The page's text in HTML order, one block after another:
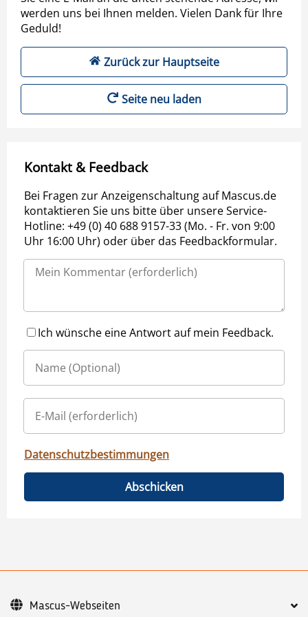
werden uns bei Ihnen melden. Vielen Dank für Ihre
Geduld!
Zurück zur Hauptseite
Seite neu laden
Kontakt & Feedback
Bei Fragen zur Anzeigenschaltung auf Mascus.de
kontaktieren Sie uns bitte über unsere Service-
Hotline: +49 (0) 40 688 9157-33 (Mo. - Fr. von 9:00
Uhr 16:00 Uhr) oder über das Feedbackformular.
Ich wünsche eine Antwort auf mein Feedback.
Datenschutzbestimmungen
Abschicken
Mascus-Webseiten